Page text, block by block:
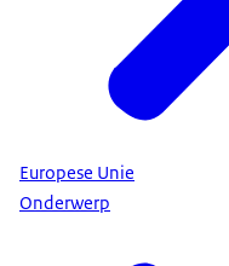
Europese Unie
Onderwerp